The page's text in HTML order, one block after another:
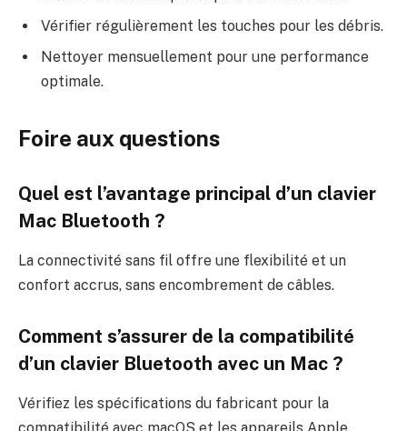
Vérifier régulièrement les touches pour les débris.
Nettoyer mensuellement pour une performance
optimale.
Foire aux questions
Quel est l’avantage principal d’un clavier
Mac Bluetooth ?
La connectivité sans fil offre une flexibilité et un
confort accrus, sans encombrement de câbles.
Comment s’assurer de la compatibilité
d’un clavier Bluetooth avec un Mac ?
Vérifiez les spécifications du fabricant pour la